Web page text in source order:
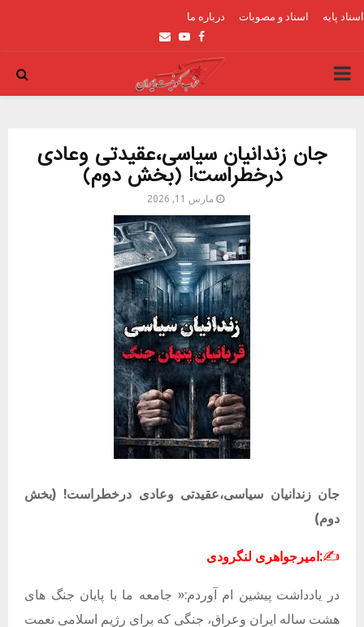
اسناد پایه اسناد و مصوبات درباره ما
Facebook
Youtube
Email
PRIMARY
جان زندانیان سیاسی،عقیدتی وعادی
درخطراست! (بخش دوم)
مارس 11, 2026
جان زندانیان سیاسی،عقیدتی وعادی درخطراست! (بخش
دوم)
✍️
:امیرجواهری لنگرودی
در یادداشت پیشین ام آوردم:« جامعه ما با پایان جنگ های
هشت ساله ایران وعراق، جنگی که برای رژیم اسلامی نعمت